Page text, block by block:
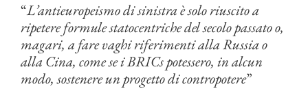
“L’antieuropeismo di sinistra è solo riuscito a
ripetere formule statocentriche del secolo passato o,
magari, a fare vaghi riferimenti alla Russia o
alla Cina, come se i BRICs potessero, in alcun
modo, sostenere un progetto di contropotere”